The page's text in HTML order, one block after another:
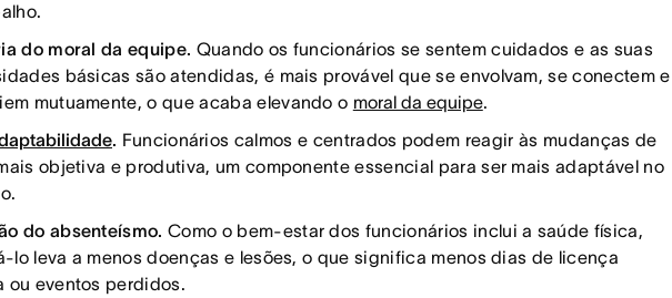
do moral da equipe. Quando os funcionários se sentem cuidados e as suas
básicas são atendidas, é mais provável que se envolvam, se conectem e
mutuamente, o que acaba elevando o moral da equipe.
. Funcionários calmos e centrados podem reagir às mudanças de
objetiva e produtiva, um componente essencial para ser mais adaptável no
do absenteísmo. Como o bem-estar dos funcionários inclui a saúde física,
lo leva a menos doenças e lesões, o que significa menos dias de licença
ou eventos perdidos.